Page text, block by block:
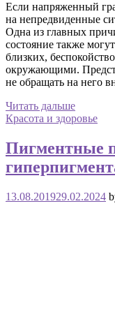
Если напряженный
на непредвиденные
Одна из главных
состояние также
близких,
окружающими.
не обращать на него
Читать дальше
Красота и здоровье
Пигментные
13.08.201929.02.2024